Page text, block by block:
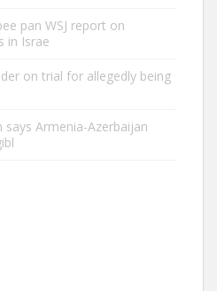
pan WSJ report on
in Israe
on trial for allegedly being
says Armenia-Azerbaijan